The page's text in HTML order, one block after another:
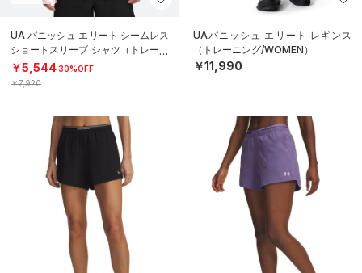
UA バニッシュ エリート シームレス
ショートスリーブ シャツ（トレーニ
ング/MEN）
￥5,54430%OFF
￥7,920
UAバニッシュ エリート レギンス
（トレーニング/WOMEN）
￥11,990